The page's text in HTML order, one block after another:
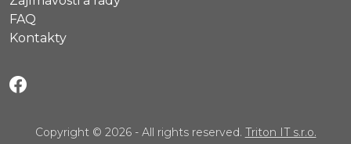
FAQ
Kontakty
Copyright © 2026 - All rights reserved. Triton IT s.r.o.